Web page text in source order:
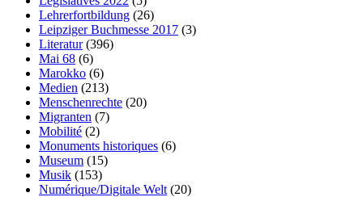
Lehrerfortbildung (26)
Leipziger Buchmesse 2017 (3)
Literatur(396)
Mai 68 (6)
Marokko (6)
Medien (213)
Menschenrechte (20)
Migranten (7)
Mobilité (2)
Monuments historiques (6)
Museum (15)
Musik (153)
Numérique/Digitale Welt (20)